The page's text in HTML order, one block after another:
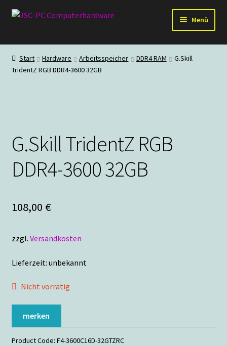
Zur
Zum
Menü
Hardware
PC-Systeme
Start Hardware Arbeitsspeicher DDR4 RAM
G.Skill
TridentZ RGB DDR4-3600 32GB
G.Skill TridentZ RGB
DDR4-3600 32GB
108,00 €
zzgl. Versandkosten
Lieferzeit: unbekannt
Nicht vorrätig
merken
Product Code: F4-3600C16D-32GTZRC